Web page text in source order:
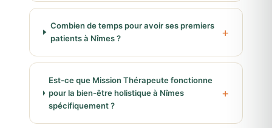
Combien de temps pour avoir ses premiers
patients à Nîmes ?
Est-ce que Mission Thérapeute fonctionne
pour la bien-être holistique à Nîmes
spécifiquement ?